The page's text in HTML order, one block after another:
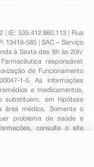
| IE: 535.412.860.113 | Rua
13416-585 | SAC – Serviço
à Sexta das 8h às 20h/
responsável:
de Funcionamento
1-5. As informações
e medicamentos,
substituem, em hipótese
área médica. Somente o
problema de saúde e
consulte o site